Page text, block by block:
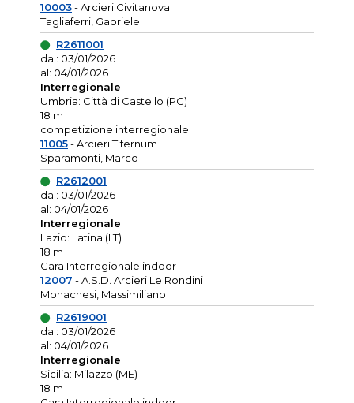
10003- Arcieri Civitanova
Tagliaferri, Gabriele
R2611001
dal: 03/01/2026
al: 04/01/2026
Interregionale
Umbria: Città di Castello (PG)
18 m
competizione interregionale
11005- Arcieri Tifernum
Sparamonti, Marco
R2612001
dal: 03/01/2026
al: 04/01/2026
Interregionale
Lazio: Latina (LT)
18 m
Gara Interregionale indoor
12007 - A.S.D. Arcieri Le Rondini
Monachesi, Massimiliano
R2619001
dal: 03/01/2026
al: 04/01/2026
Interregionale
Sicilia: Milazzo (ME)
18 m